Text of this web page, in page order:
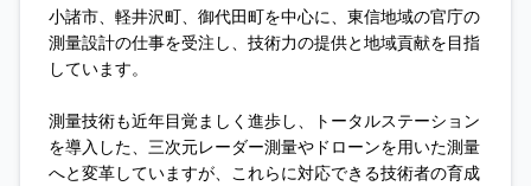
小諸市、軽井沢町、御代田町を中心に、東信地域の官庁の
測量設計の仕事を受注し、技術力の提供と地域貢献を目指
しています。
測量技術も近年目覚ましく進歩し、トータルステーション
を導入した、三次元レーダー測量やドローンを用いた測量
へと変革していますが、これらに対応できる技術者の育成